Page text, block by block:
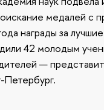
медалей с
награды за
42 молодым
—